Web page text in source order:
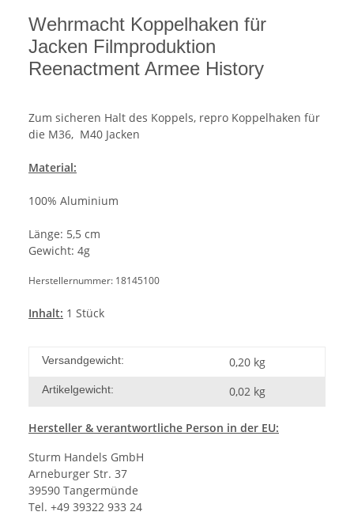
Wehrmacht Koppelhaken für
Jacken Filmproduktion
Reenactment Armee History
Zum sicheren Halt des Koppels, repro Koppelhaken für
die M36, M40 Jacken
Material:
100% Aluminium
Länge: 5,5 cm
Gewicht: 4g
Herstellernummer: 18145100
Inhalt: 1 Stück
Versandgewicht: 0,20 kg
Artikelgewicht: 0,02 kg
Hersteller & verantwortliche Person in der EU:
Sturm Handels GmbH
Arneburger Str. 37
39590 Tangermünde
Tel. +49 39322 933 24